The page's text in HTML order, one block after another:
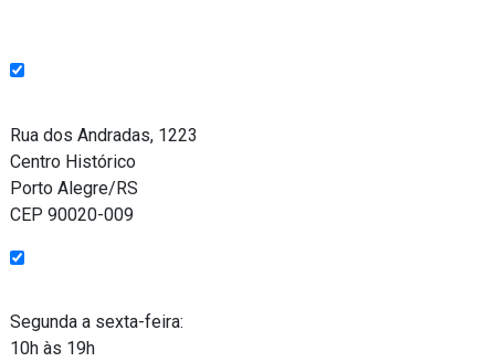
Rua dos Andradas, 1223
Centro Histórico
Porto Alegre/RS
CEP 90020-009
Segunda a sexta-feira:
10h às 19h